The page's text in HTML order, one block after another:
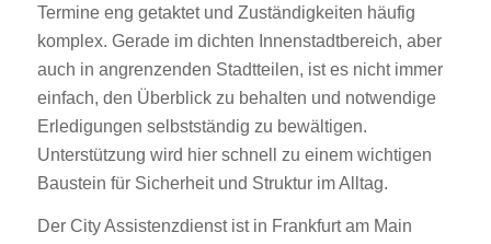
Termine eng getaktet und Zuständigkeiten häufig
komplex. Gerade im dichten Innenstadtbereich, aber
auch in angrenzenden Stadtteilen, ist es nicht immer
einfach, den Überblick zu behalten und notwendige
Erledigungen selbstständig zu bewältigen.
Unterstützung wird hier schnell zu einem wichtigen
Baustein für Sicherheit und Struktur im Alltag.
Der City Assistenzdienst ist in Frankfurt am Main